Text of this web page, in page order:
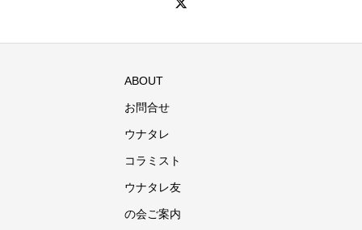
ABOUT
お問合せ
ウナタレ
コラミスト
ウナタレ友
の会ご案内